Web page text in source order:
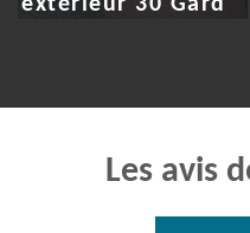
extérieur 30 Gard
Les avis